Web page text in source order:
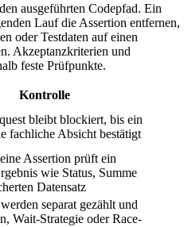
ausgeführten Codepfad. Ein
Lauf die Assertion entfernen,
oder Testdaten auf einen
Akzeptanzkriterien und
feste Prüfpunkte.
Kontrolle
bleibt blockiert, bis ein
fachliche Absicht bestätigt
Assertion prüft ein
wie Status, Summe
Datensatz
separat gezählt und
Wait-Strategie oder Race-